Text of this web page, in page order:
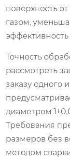
поверхность
газом,
Точность
рассмотреть
заказу одного
диаметром
Требования
размеров без
методом